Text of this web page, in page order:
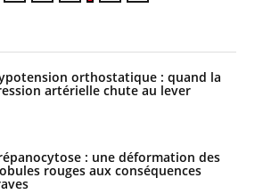
orthostatique : quand la
artérielle chute au lever
: une déformation des
rouges aux conséquences